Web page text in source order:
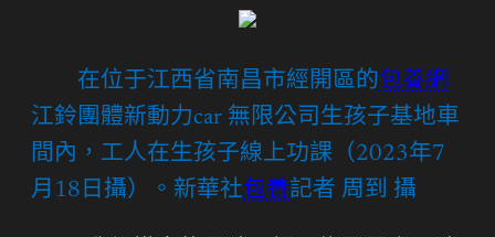
在位于江西省南昌市經開區的包養網
江鈴團體新動力car 無限公司生孩子基地車
間內，工人在生孩子線上功課（2023年7
月18日攝）。新華社包養記者 周到 攝